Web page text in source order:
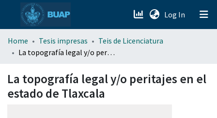
Log In (current)
menu.section.about_menu
Home Tesis impresas
Teis de Licenciatura
La topografía legal y/o peritajes en el estado de Tlaxcala
La topografía legal y/o peritajes en el
estado de Tlaxcala